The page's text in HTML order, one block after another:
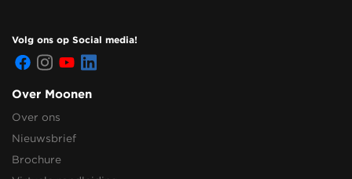
Volg ons op Social media!
Over Moonen
Over ons
Nieuwsbrief
Brochure